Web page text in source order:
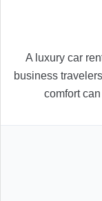
A luxury car
business
comfort